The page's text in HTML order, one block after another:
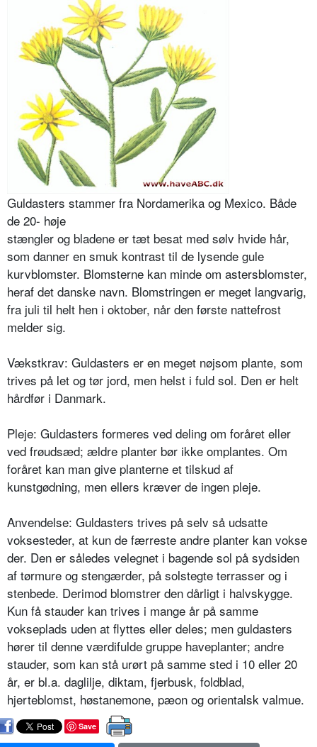
Guldasters stammer fra Nordamerika og Mexico. Både
de 20- høje
stængler og bladene er tæt besat med sølv hvide hår,
som danner en smuk kontrast til de lysende gule
kurvblom­ster. Blomsterne kan minde om asters­blomster,
heraf det danske navn. Blomstringen er meget langvarig,
fra juli til helt hen i oktober, når den første nattefrost
melder sig.
Vækstkrav: Guldasters er en meget nøjsom plante, som
trives på let og tør jord, men helst i fuld sol. Den er helt
hårdfør i Danmark.
Pleje: Guldasters formeres ved deling om foråret eller
ved frøudsæd; ældre planter bør ikke omplantes. Om
forå­ret kan man give planterne et tilskud af
kunstgødning, men ellers kræver de ingen pleje.
Anvendelse: Guldasters trives på selv så udsatte
voksesteder, at kun de fær­reste andre planter kan vokse
der. Den er således velegnet i bagende sol på sydsiden
af tørmure og stengærder, på solstegte terrasser og i
stenbede. Der­imod blomstrer den dårligt i halvskyg­ge.
Kun få stauder kan trives i mange år på samme
vokseplads uden at flyttes eller deles; men guldasters
hører til denne værdifulde gruppe haveplanter; andre
stauder, som kan stå urørt på samme sted i 10 eller 20
år, er bl.a. daglilje, diktam, fjerbusk, foldblad,
hjerteblomst, høstanemone, pæon og orientalsk valmue.
Save